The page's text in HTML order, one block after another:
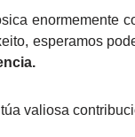
enormemente
esperamos
valiosa